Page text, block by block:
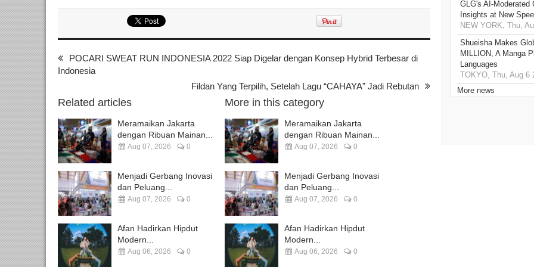
POCARI SWEAT RUN INDONESIA 2022 Siap Digelar dengan Konsep Hybrid Terbesar di
Indonesia
Fildan Yang Terpilih, Setelah Lagu “CAHAYA” Jadi Rebutan
Related articles
Meramaikan Jakarta
dengan Ribuan Mainan...
Aug 07, 2026 0
Menjadi Gerbang Inovasi
dan Peluang...
Aug 07, 2026 0
Afan Hadirkan Hipdut
Modern...
Aug 06, 2026 0
More in this category
Meramaikan Jakarta
dengan Ribuan Mainan...
Aug 07, 2026 0
Menjadi Gerbang Inovasi
dan Peluang...
Aug 07, 2026 0
Afan Hadirkan Hipdut
Modern...
Aug 06, 2026 0
GLG's AI-Moderated
Insights at New
NEW YORK, Thu,
Shueisha Makes
MILLION, A Manga
Languages
TOKYO, Thu, Aug 6
More news